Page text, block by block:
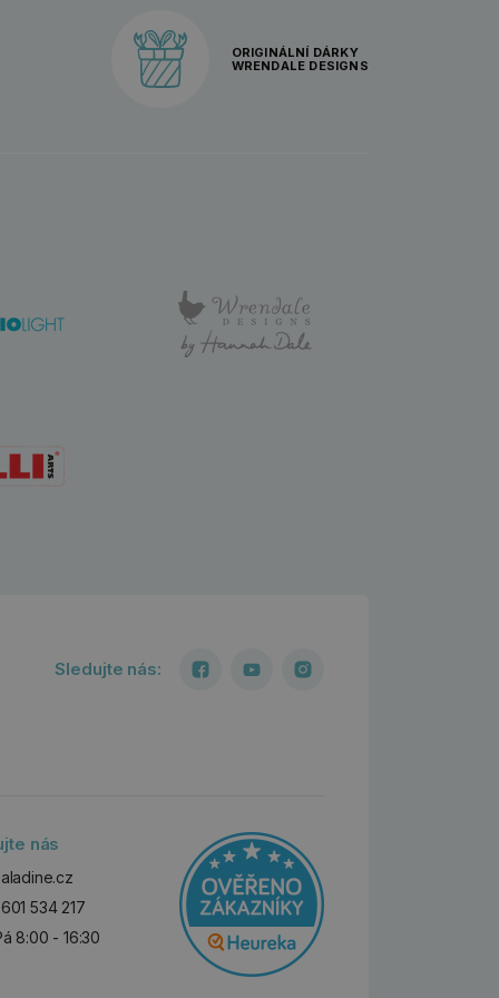
ORIGINÁLNÍ DÁRKY
WRENDALE DESIGNS
Sledujte nás:
nás
534 217
8:00 - 16:30